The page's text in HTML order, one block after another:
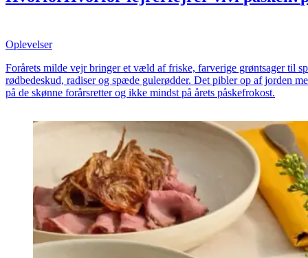
Oplevelser
Forårets milde vejr bringer et væld af friske, farverige grøntsager til
rødbedeskud, radiser og spæde gulerødder. Det pibler op af jorden
på de skønne forårsretter og ikke mindst på årets påskefrokost.